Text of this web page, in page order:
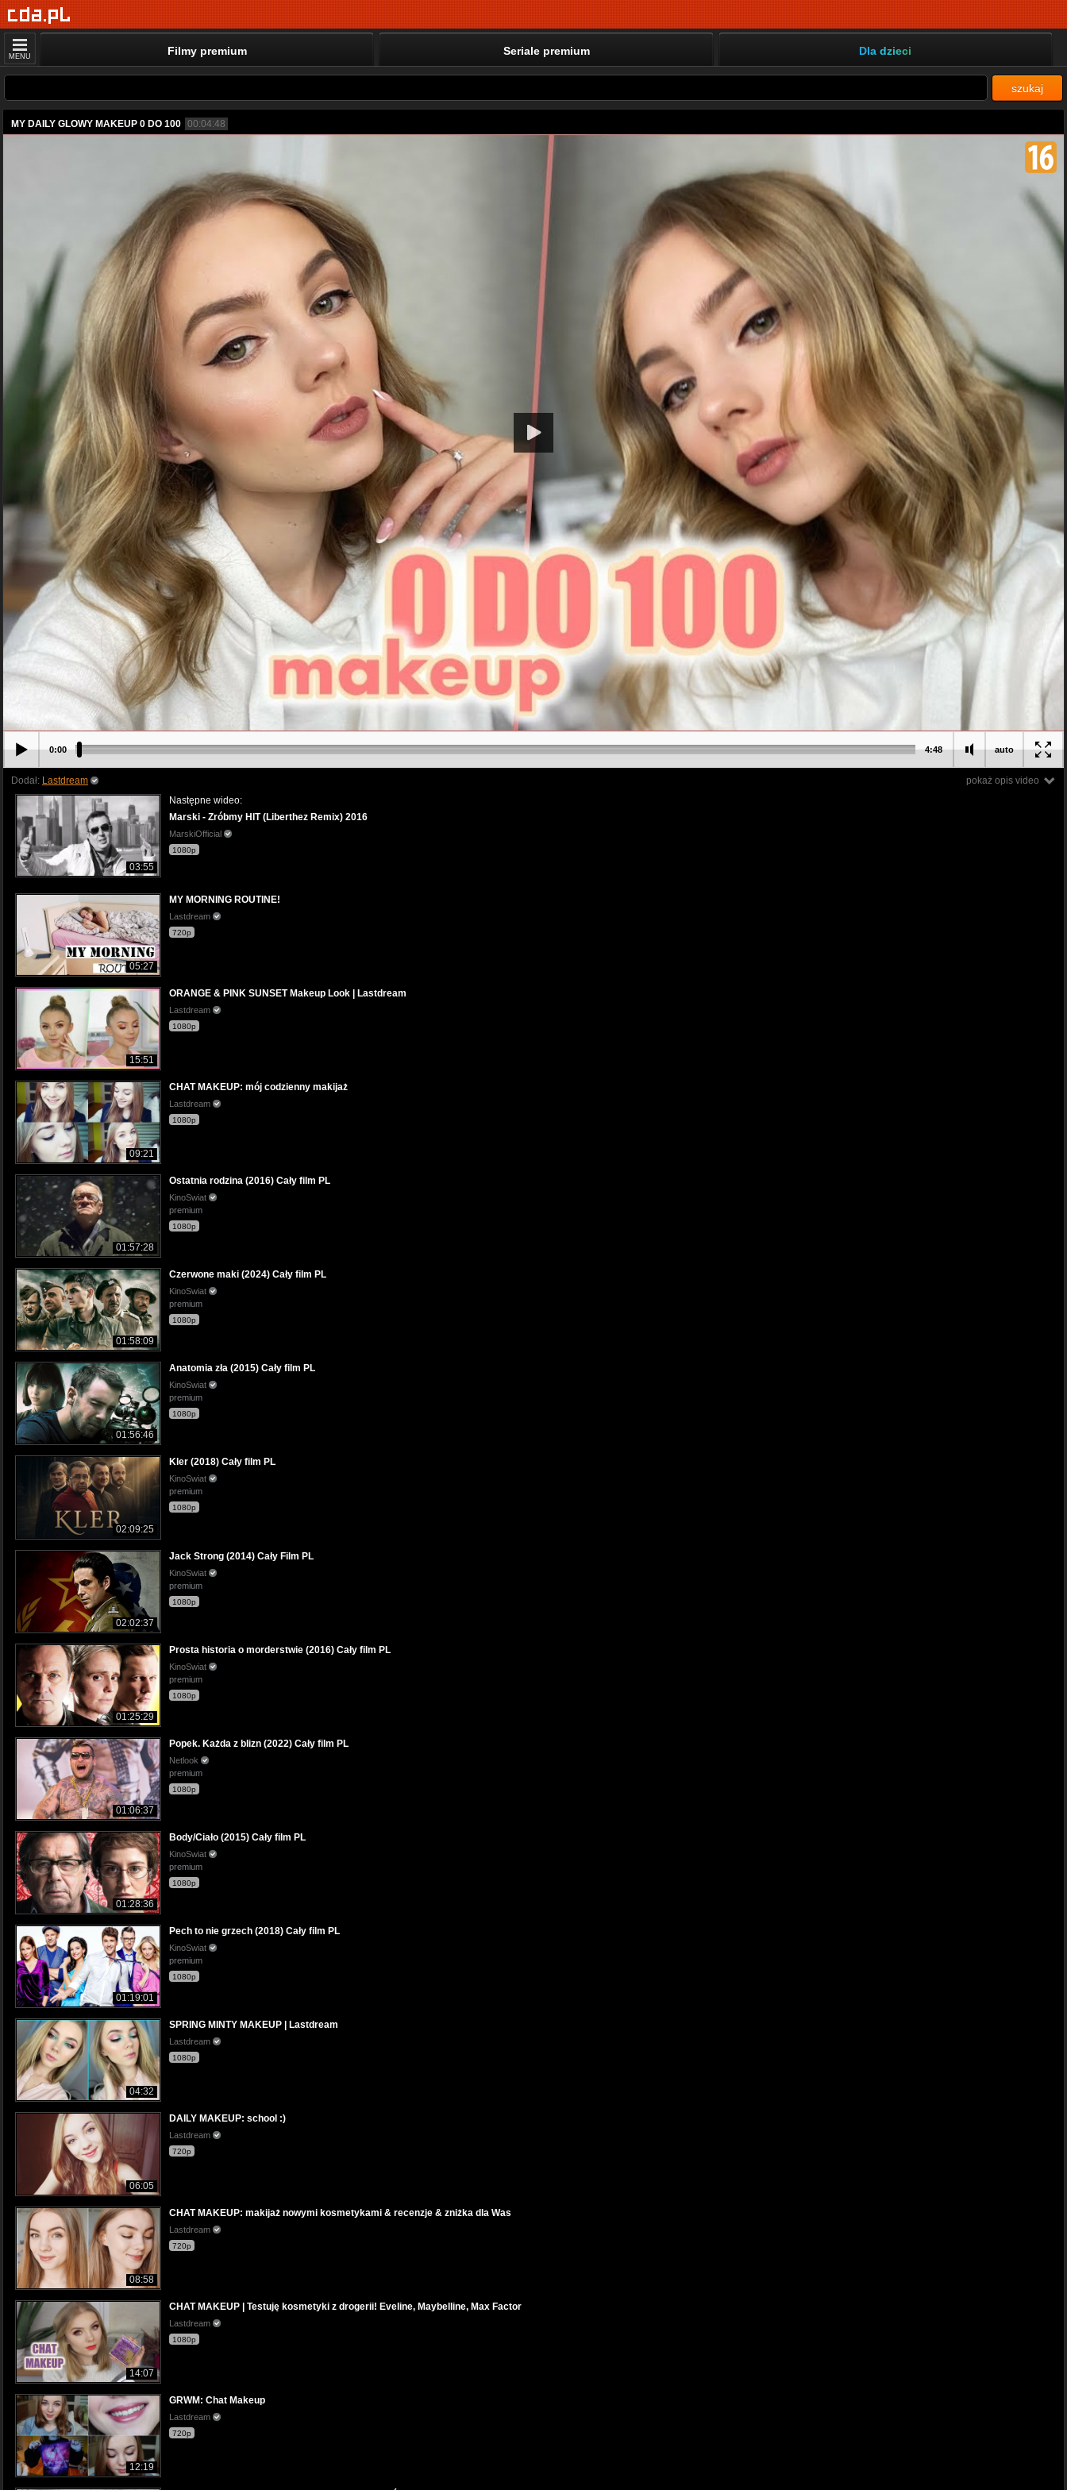
MENU Filmy premium Seriale premium Dla dzieci
szukaj
MY DAILY GLOWY MAKEUP 0 DO 100 00:04:48
auto
0:00 4:48
pokaż opis video
Dodał: Lastdream
03:55
Następne wideo:
Marski - Zróbmy HIT (Liberthez Remix) 2016
MarskiOfficial
1080p
05:27
MY MORNING ROUTINE!
Lastdream
720p
15:51
ORANGE & PINK SUNSET Makeup Look | Lastdream
Lastdream
1080p
09:21
CHAT MAKEUP: mój codzienny makijaż
Lastdream
1080p
01:57:28
Ostatnia rodzina (2016) Cały film PL
KinoSwiat
premium
1080p
01:58:09
Czerwone maki (2024) Cały film PL
KinoSwiat
premium
1080p
01:56:46
Anatomia zła (2015) Cały film PL
KinoSwiat
premium
1080p
02:09:25
Kler (2018) Cały film PL
KinoSwiat
premium
1080p
02:02:37
Jack Strong (2014) Cały Film PL
KinoSwiat
premium
1080p
01:25:29
Prosta historia o morderstwie (2016) Cały film PL
KinoSwiat
premium
1080p
01:06:37
Popek. Każda z blizn (2022) Cały film PL
Netlook
premium
1080p
01:28:36
Body/Ciało (2015) Cały film PL
KinoSwiat
premium
1080p
01:19:01
Pech to nie grzech (2018) Cały film PL
KinoSwiat
premium
1080p
04:32
SPRING MINTY MAKEUP | Lastdream
Lastdream
1080p
06:05
DAILY MAKEUP: school :)
Lastdream
720p
08:58
CHAT MAKEUP: makijaż nowymi kosmetykami & recenzje & zniżka dla Was
Lastdream
720p
14:07
CHAT MAKEUP | Testuję kosmetyki z drogerii! Eveline, Maybelline, Max Factor
Lastdream
1080p
12:19
GRWM: Chat Makeup
Lastdream
720p